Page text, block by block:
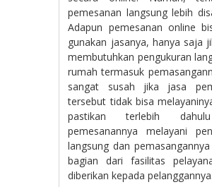
pemesanan langsung lebih
Adapun pemesanan online
gunakan jasanya, hanya saja
membutuhkan pengukuran
rumah termasuk
sangat susah jika jasa
tersebut tidak bisa
pastikan terlebih
pemesanannya melayani
langsung dan
bagian dari fasilitas
diberikan kepada pelanggannya.